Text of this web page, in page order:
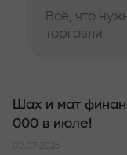
Всё, что
торговли
Шах и мат
000 в июле!
02.07.2026